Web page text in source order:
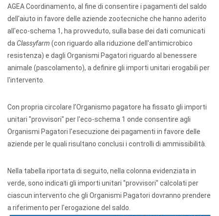
AGEA Coordinamento, al fine di consentire i pagamenti del saldo
dell'aiuto in favore delle aziende zootecniche che hanno aderito
all'eco-schema 1, ha provveduto, sulla base dei dati comunicati
da Classyfarm (con riguardo alla riduzione dell'antimicrobico
resistenza) e dagli Organismi Pagatori riguardo al benessere
animale (pascolamento), a definire gli importi unitari erogabili per
l'intervento.
Con propria circolare l’Organismo pagatore ha fissato gli importi
unitari "provvisori" per l'eco-schema 1 onde consentire agli
Organismi Pagatori l'esecuzione dei pagamenti in favore delle
aziende per le quali risultano conclusi i controlli di ammissibilità.
Nella tabella riportata di seguito, nella colonna evidenziata in
verde, sono indicati gli importi unitari "provvisori" calcolati per
ciascun intervento che gli Organismi Pagatori dovranno prendere
a riferimento per l'erogazione del saldo.